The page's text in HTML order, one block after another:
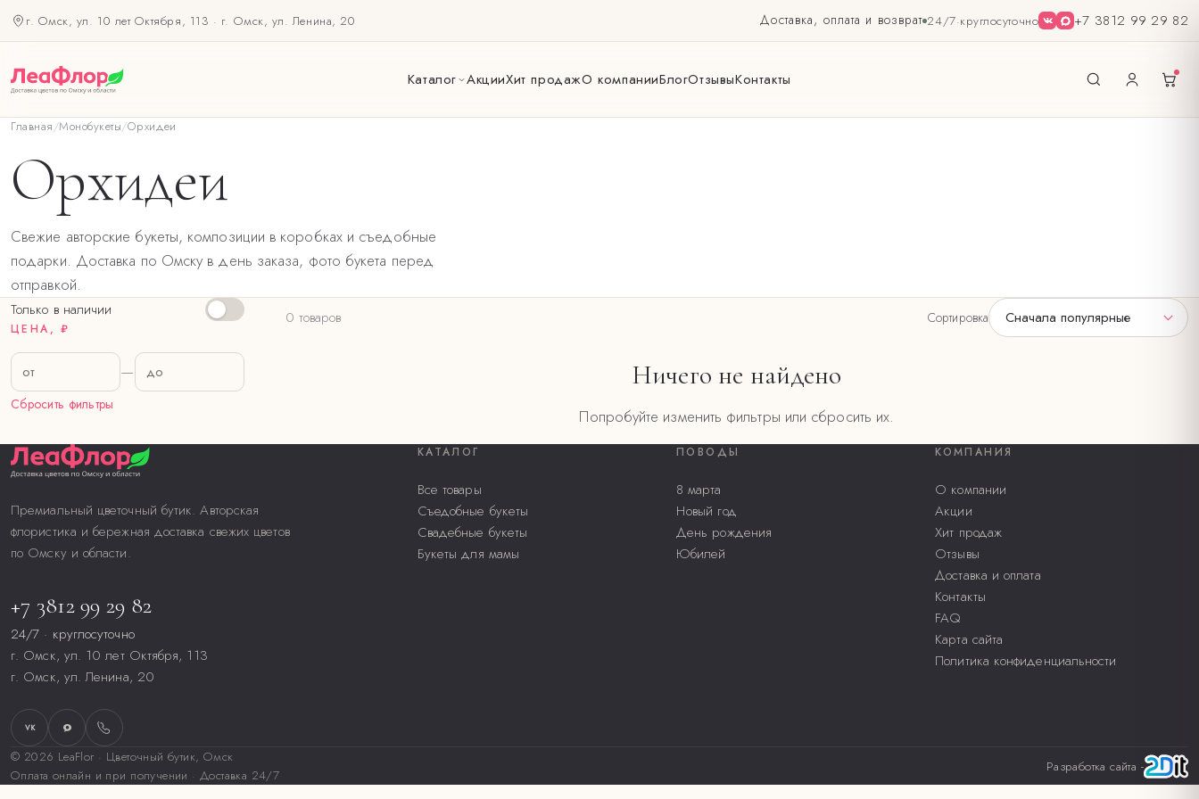
г. Омск, ул. 10 лет Октября, 113 · г. Омск, ул. Ленина, 20 Доставка, оплата и возврат 24/7·круглосуточно +7 3812 99 29 82
Каталог АкцииХит продажО компанииБлогОтзывыКонтакты
Главная/Монобукеты/Орхидеи
Орхидеи
Свежие авторские букеты, композиции в коробках и съедобные
подарки. Доставка по Омску в день заказа, фото букета перед
отправкой.
Только в наличии
ЦЕНА, ₽
—
Сбросить фильтры
0 товаров Сортировка Сначала популярные
Ничего не найдено
Попробуйте изменить фильтры или сбросить их.
Премиальный цветочный бутик. Авторская
флористика и бережная доставка свежих цветов
по Омску и области.
+7 3812 99 29 82
24/7 · круглосуточно
г. Омск, ул. 10 лет Октября, 113
г. Омск, ул. Ленина, 20
VK
КАТАЛОГ
Все товары
Съедобные букеты
Свадебные букеты
Букеты для мамы
ПОВОДЫ
8 марта
Новый год
День рождения
Юбилей
КОМПАНИЯ
О компании
Акции
Хит продаж
Отзывы
Доставка и оплата
Контакты
FAQ
Карта сайта
Политика конфиденциальности
© 2026 LeaFlor · Цветочный бутик, Омск
Оплата онлайн и при получении · Доставка 24/7
Разработка сайта -